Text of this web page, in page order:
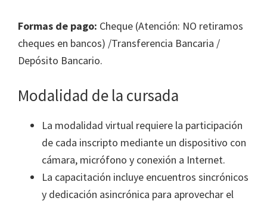
Formas de pago: Cheque (Atención: NO retiramos
cheques en bancos) /Transferencia Bancaria /
Depósito Bancario.
Modalidad de la cursada
La modalidad virtual requiere la participación
de cada inscripto mediante un dispositivo con
cámara, micrófono y conexión a Internet.
La capacitación incluye encuentros sincrónicos
y dedicación asincrónica para aprovechar el